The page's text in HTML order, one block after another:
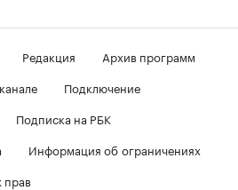
Редакция
Архив программ
Подключение
Подписка на РБК
Информация об ограничениях